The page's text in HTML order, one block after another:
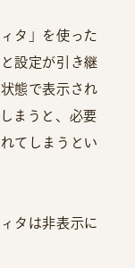
タ」を使った
設定が引き継
態で表示され
まうと、必要
てしまうとい
タは非表示に